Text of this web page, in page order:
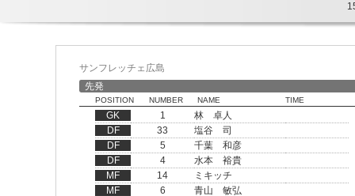
サンフレッチェ広島
先発
POSITION NUMBER NAME TIME
GK 1
林 卓人
DF
33
塩谷 司
DF
5
千葉 和彦
DF
4
水本 裕貴
MF
14
ミキッチ
MF
6
青山 敏弘